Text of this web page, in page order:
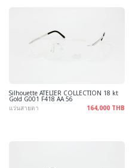
Silhouette ATELIER COLLECTION 18 kt
Gold G001 F418 AA 56
แว่นสายตา
164,000 THB